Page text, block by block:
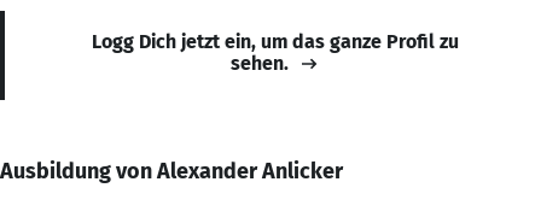
Logg Dich jetzt ein, um das ganze Profil zu
sehen.
Ausbildung von Alexander Anlicker